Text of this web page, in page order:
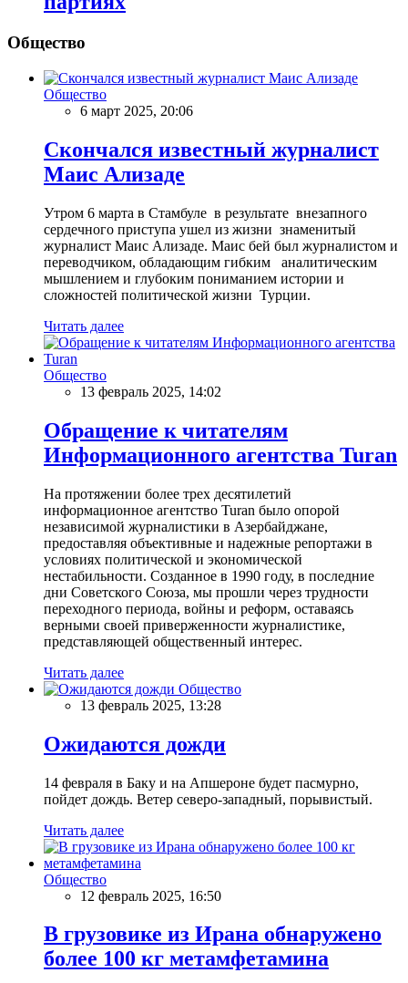
Общество
Общество
6 март 2025, 20:06
Скончался известный журналист
Маис Ализаде
Утром 6 марта в Стамбуле в результате внезапного
сердечного приступа ушел из жизни знаменитый
журналист Маис Ализаде. Маис бей был журналистом и
переводчиком, обладающим гибким аналитическим
мышлением и глубоким пониманием истории и
сложностей политической жизни Турции.
Читать далее
Общество
13 февраль 2025, 14:02
Обращение к читателям
Информационного агентства Turan
На протяжении более трех десятилетий
информационное агентство Turan было опорой
независимой журналистики в Азербайджане,
предоставляя объективные и надежные репортажи в
условиях политической и экономической
нестабильности. Созданное в 1990 году, в последние
дни Советского Союза, мы прошли через трудности
переходного периода, войны и реформ, оставаясь
верными своей приверженности журналистике,
представляющей общественный интерес.
Читать далее
Общество
13 февраль 2025, 13:28
Ожидаются дожди
14 февраля в Баку и на Апшероне будет пасмурно,
пойдет дождь. Ветер северо-западный, порывистый.
Читать далее
Общество
12 февраль 2025, 16:50
В грузовике из Ирана обнаружено
более 100 кг метамфетамина